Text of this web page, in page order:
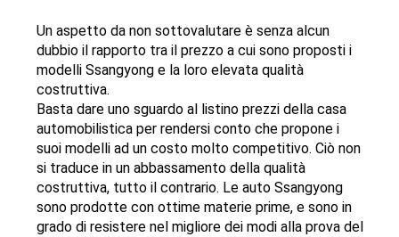
Un aspetto da non sottovalutare è senza alcun
dubbio il rapporto tra il prezzo a cui sono proposti i
modelli Ssangyong e la loro elevata qualità
costruttiva.
Basta dare uno sguardo al listino prezzi della casa
automobilistica per rendersi conto che propone i
suoi modelli ad un costo molto competitivo. Ciò non
si traduce in un abbassamento della qualità
costruttiva, tutto il contrario. Le auto Ssangyong
sono prodotte con ottime materie prime, e sono in
grado di resistere nel migliore dei modi alla prova del